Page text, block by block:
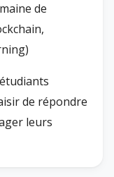
de
de répondre
leurs